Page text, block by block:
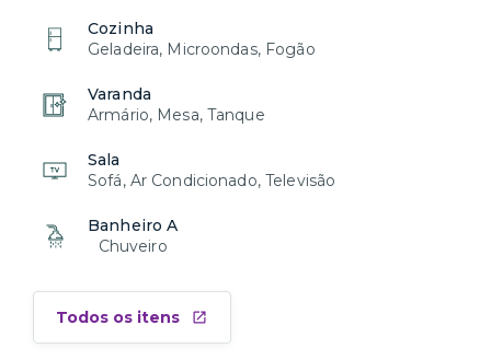
Cozinha
Geladeira, Microondas, Fogão
Varanda
Armário, Mesa, Tanque
Sala
Sofá, Ar Condicionado, Televisão
Banheiro A
Chuveiro
Todos os itens